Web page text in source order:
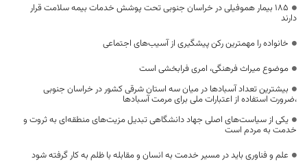
۱۸۵ بیمار هموفیلی در خراسان جنوبی تحت پوشش خدمات بیمه سلامت قرار
دارند
خانواده را مهمترین رکن پیشگیری از آسیب‌های اجتماعی
موضوع میراث فرهنگی، امری فرابخشی است
بیشترین تعداد آسبادها در میان سه استان شرقی کشور در خراسان جنوبی
،ضرورت استفاده از اعتبارات ملی برای مرمت آسبادها
یکی از سیاست‌های اصلی جهاد دانشگاهی تبدیل مزیت‌های منطقه‌ای به ثروت و
خدمت به مردم است
علم و فناوری باید در مسیر خدمت به انسان و مقابله با ظلم به کار گرفته شود